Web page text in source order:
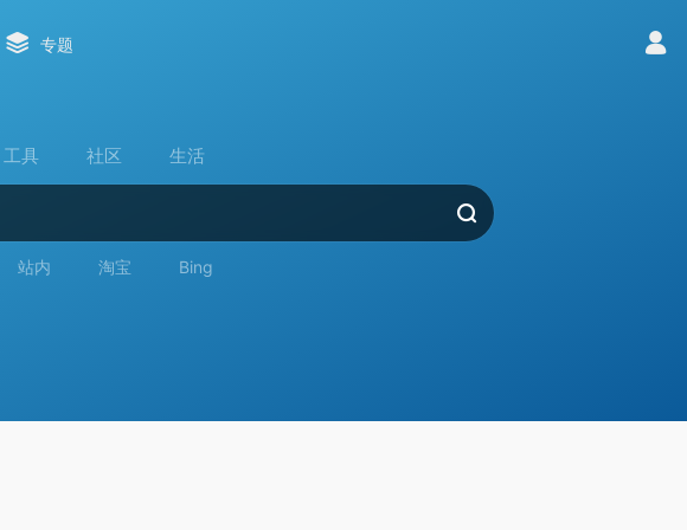
专题
工具 社区 生活
站内 淘宝 Bing